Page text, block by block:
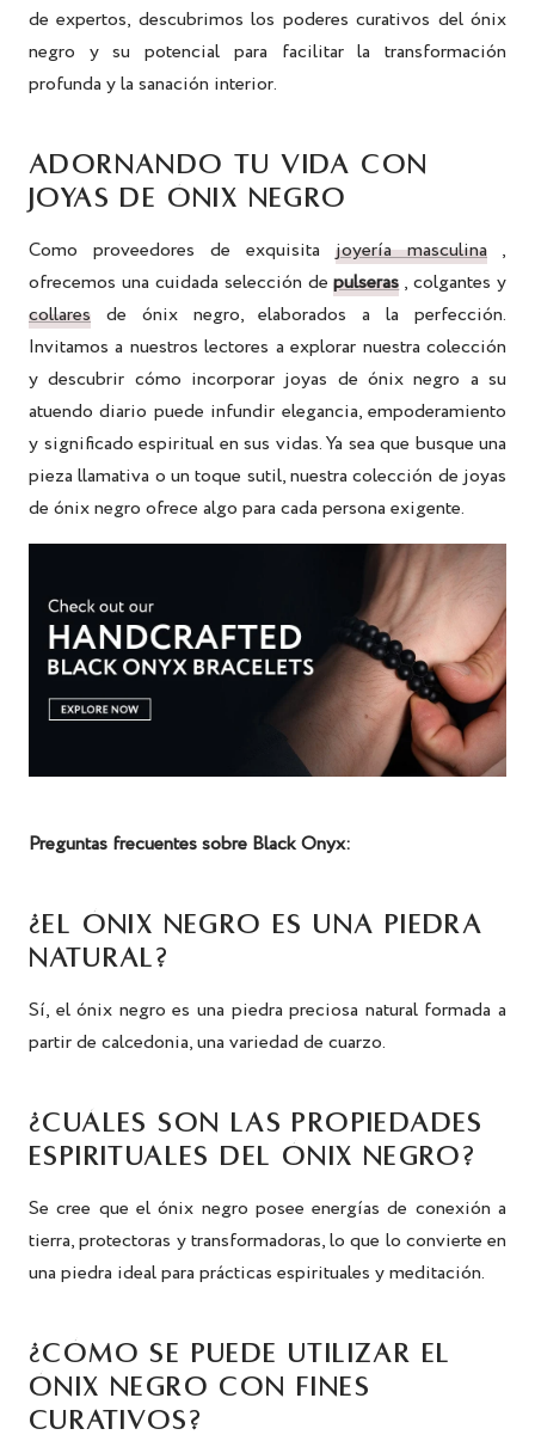
de expertos, descubrimos los poderes curativos del ónix
negro y su potencial para facilitar la transformación
profunda y la sanación interior.
ADORNANDO TU VIDA CON
JOYAS DE ÓNIX NEGRO
Como proveedores de exquisitajoyería masculina ,
ofrecemos una cuidada selección de pulseras , colgantes y
collares de ónix negro, elaborados a la perfección.
Invitamos a nuestros lectores a explorar nuestra colección
y descubrir cómo incorporar joyas de ónix negro a su
atuendo diario puede infundir elegancia, empoderamiento
y significado espiritual en sus vidas. Ya sea que busque una
pieza llamativa o un toque sutil, nuestra colección de joyas
de ónix negro ofrece algo para cada persona exigente.
Preguntas frecuentes sobre Black Onyx:
¿EL ÓNIX NEGRO ES UNA PIEDRA
NATURAL?
Sí, el ónix negro es una piedra preciosa natural formada a
partir de calcedonia, una variedad de cuarzo.
¿CUÁLES SON LAS PROPIEDADES
ESPIRITUALES DEL ÓNIX NEGRO?
Se cree que el ónix negro posee energías de conexión a
tierra, protectoras y transformadoras, lo que lo convierte en
una piedra ideal para prácticas espirituales y meditación.
¿CÓMO SE PUEDE UTILIZAR EL
ÓNIX NEGRO CON FINES
CURATIVOS?